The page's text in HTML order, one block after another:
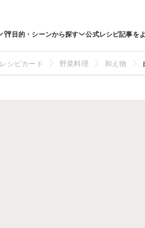
目的・シーンから探す 公式レシピ記事を
レシピカード 野菜料理 和え物